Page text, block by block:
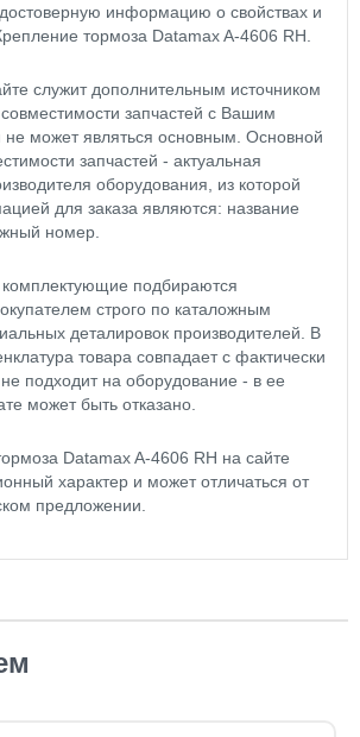
информацию о свойствах и
тормоза Datamax A-4606 RH.
служит дополнительным источником
запчастей с Вашим
может являться основным. Основной
запчастей - актуальная
оборудования, из которой
для заказа являются: название
номер.
подбираются
строго по каталожным
деталировок производителей. В
товара совпадает с фактически
подходит на оборудование - в ее
может быть отказано.
Datamax A-4606 RH на сайте
характер и может отличаться от
предложении.